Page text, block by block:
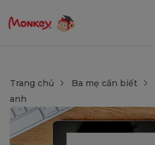
Trang chủ Ba mẹ cần biết
anh